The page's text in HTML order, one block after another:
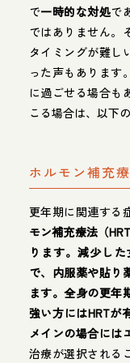
で一時的な対処で
ではありません。
タイミングが難し
った声もあります
に過ごせる場合も
こる場合は、以下
ホルモン補充
更年期に関連する
モン補充療法（
ります。減少し
で、内服薬や貼り
ます。全身の更年
強い方にはHRTが
メインの場合には
治療が選択される